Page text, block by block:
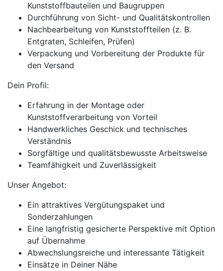
Kunststoffbauteilen und Baugruppen
Durchführung von Sicht- und Qualitätskontrollen
Nachbearbeitung von Kunststoffteilen (z. B.
Entgraten, Schleifen, Prüfen)
Verpackung und Vorbereitung der Produkte für
den Versand
Dein Profil:
Erfahrung in der Montage oder
Kunststoffverarbeitung von Vorteil
Handwerkliches Geschick und technisches
Verständnis
Sorgfältige und qualitätsbewusste Arbeitsweise
Teamfähigkeit und Zuverlässigkeit
Unser Angebot:
Ein attraktives Vergütungspaket und
Sonderzahlungen
Eine langfristig gesicherte Perspektive mit Option
auf Übernahme
Abwechslungsreiche und interessante Tätigkeit
Einsätze in Deiner Nähe